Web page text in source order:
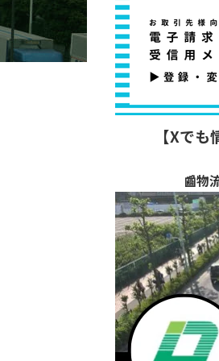
【Xでも
📰物